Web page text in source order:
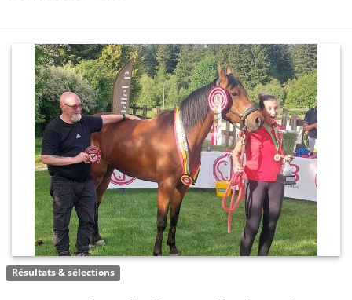
Résultats & sélections